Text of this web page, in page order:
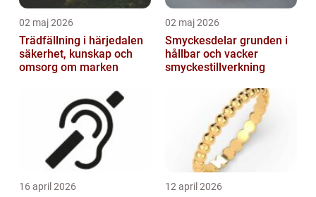
02 maj 2026
Trädfällning i härjedalen
säkerhet, kunskap och
omsorg om marken
02 maj 2026
Smyckesdelar grunden i
hållbar och vacker
smyckestillverkning
16 april 2026 12 april 2026